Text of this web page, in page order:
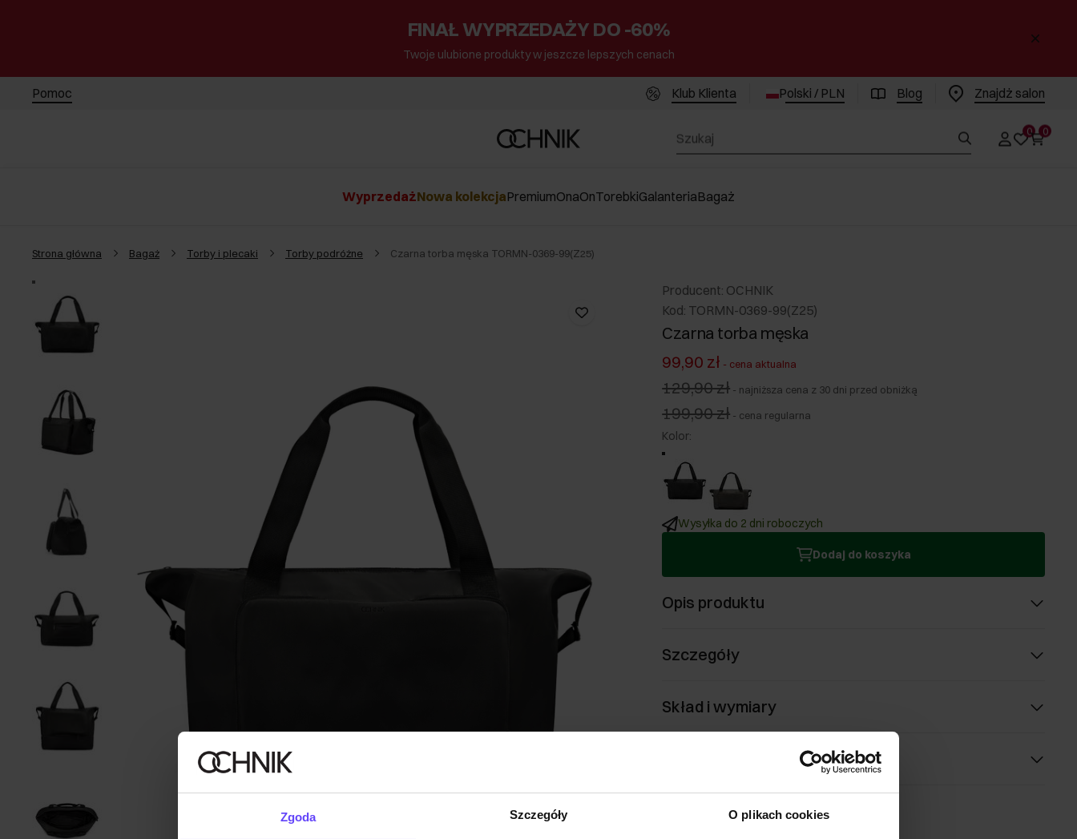
Zgoda Szczegóły O plikach cookies
FINAŁ WYPRZEDAŻY DO -60%
Twoje ulubione produkty w jeszcze lepszych cenach
Pomoc Klub Klienta Polski / PLN Blog Znajdż salon
0 0
WyprzedażNowa kolekcjaPremiumOnaOnTorebkiGalanteriaBagaż
Strona główna Bagaż Torby i plecaki Torby podróżne Czarna torba męska TORMN-0369-99(Z25)
Producent: OCHNIK
Kod: TORMN-0369-99(Z25)
Czarna torba męska
99,90 zł - cena aktualna
129,90 zł - najniższa cena z 30 dni przed obniżką
199,90 zł - cena regularna
Kolor:
Wysyłka do 2 dni roboczych
Dodaj do koszyka
Opis produktu
Szczegóły
Skład i wymiary